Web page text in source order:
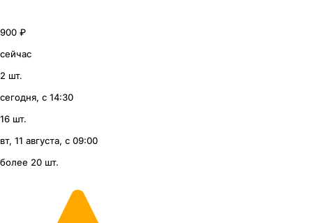
900 ₽
сейчас
2 шт.
сегодня, с 14:30
16 шт.
вт, 11 августа, с 09:00
более 20 шт.